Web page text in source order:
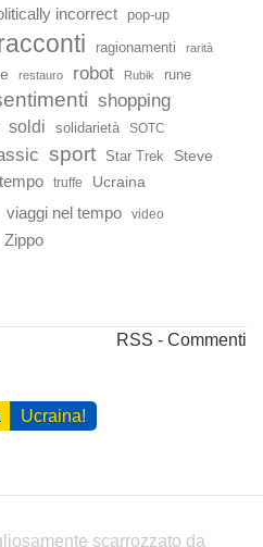
incorrect pop-up
ragionamenti rarità
restauro robot Rubik
rune
shopping
soldi solidarietà SOTC
sport Star Trek
Steve
tempo truffe Ucraina
viaggi nel tempo video
Zippo
RSS - Commenti
Ucraina!
scarrozzato da